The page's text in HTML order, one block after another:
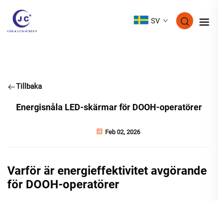
SV
Tillbaka
Energisnåla LED-skärmar för DOOH-operatörer
Feb 02, 2026
Varför är energieffektivitet avgörande
för DOOH-operatörer